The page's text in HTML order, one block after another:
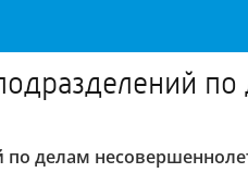
по делам